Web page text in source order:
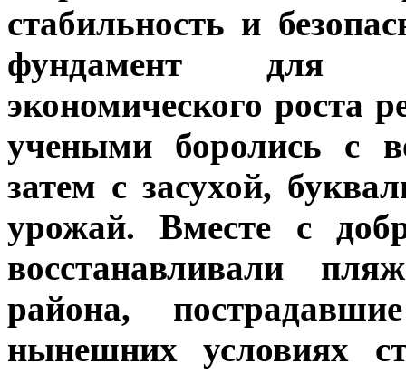
стабильность и
фундамент для
экономического роста
учеными боролись с
затем с засухой,
урожай. Вместе с
восстанавливали
района,
нынешних условиях